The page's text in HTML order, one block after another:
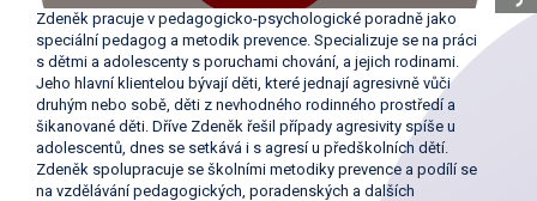
Zdeněk pracuje v pedagogicko-psychologické poradně jako
speciální pedagog a metodik prevence. Specializuje se na práci
s dětmi a adolescenty s poruchami chování, a jejich rodinami.
Jeho hlavní klientelou bývají děti, které jednají agresivně vůči
druhým nebo sobě, děti z nevhodného rodinného prostředí a
šikanované děti. Dříve Zdeněk řešil případy agresivity spíše u
adolescentů, dnes se setkává i s agresí u předškolních dětí.
Zdeněk spolupracuje se školními metodiky prevence a podílí se
na vzdělávání pedagogických, poradenských a dalších